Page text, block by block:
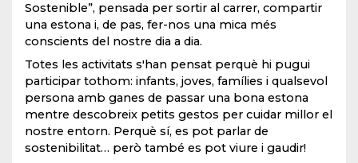
Sostenible”, pensada per sortir al carrer, compartir
una estona i, de pas, fer-nos una mica més
conscients del nostre dia a dia.
Totes les activitats s'han pensat perquè hi pugui
participar tothom: infants, joves, famílies i qualsevol
persona amb ganes de passar una bona estona
mentre descobreix petits gestos per cuidar millor el
nostre entorn. Perquè sí, es pot parlar de
sostenibilitat… però també es pot viure i gaudir!